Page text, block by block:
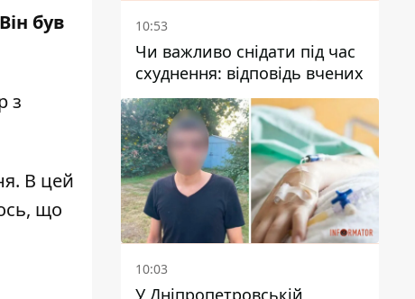
був
з
В цей
що
10:53
Чи важливо снідати під час
схуднення: відповідь вчених
10:03
У Дніпропетровській